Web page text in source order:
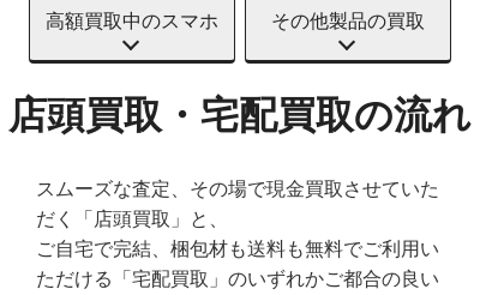
高額買取中のスマホ その他製品の買取
店頭買取・宅配買取の流れ
スムーズな査定、その場で現金買取させていた
だく「店頭買取」と、
ご自宅で完結、梱包材も送料も無料でご利用い
ただける「宅配買取」のいずれかご都合の良い